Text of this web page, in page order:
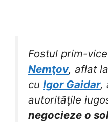
Fostul prim-
Nemţov, aflat la
cu Igor Gaidar,
autorităţile
negocieze o